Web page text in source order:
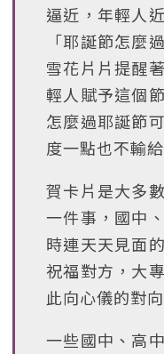
逼近，年輕人
「耶誕節怎麼
雪花片片提醒
輕人賦予這個
怎麼過耶誕節
度一點也不輸
賀卡片是大多
一件事，國中
時連天天見面
祝福對方，大
此向心儀的對
一些國中、高